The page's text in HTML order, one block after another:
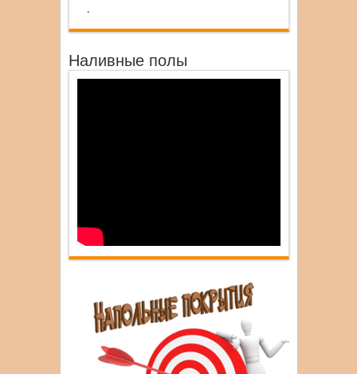
.
Наливные полы